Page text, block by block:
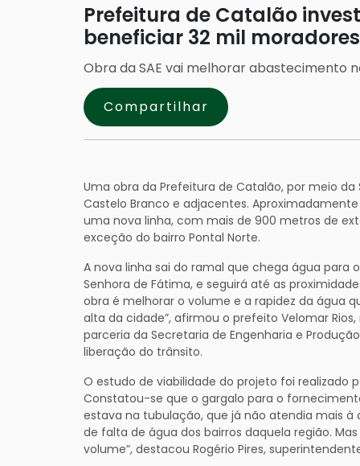
Prefeitura de Catalão
beneficiar 32 mil moradores
Obra da SAE vai melhorar abastecimento
Compartilhar
Uma obra da Prefeitura de Catalão, por meio
Castelo Branco e adjacentes.
uma nova linha, com mais de 900 metros de
exceção do bairro Pontal Norte.
A nova linha sai do ramal que chega água para
Senhora de Fátima, e seguirá até as
obra é melhorar o volume e a rapidez da água
alta da cidade”, afirmou o prefeito Velomar
parceria da Secretaria de Engenharia e
liberação do trânsito.
O estudo de viabilidade do projeto foi realizado
Constatou-se que o gargalo para o
estava na tubulação, que já não atendia mais à
de falta de água dos bairros daquela região.
volume”, destacou Rogério Pires,